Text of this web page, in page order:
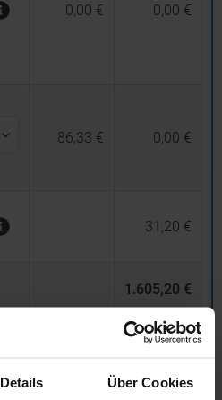
Details Über Cookies
0,00 € 0,00 €
86,33 € 0,00 €
31,20 €
1.605,20 €
304,99 €